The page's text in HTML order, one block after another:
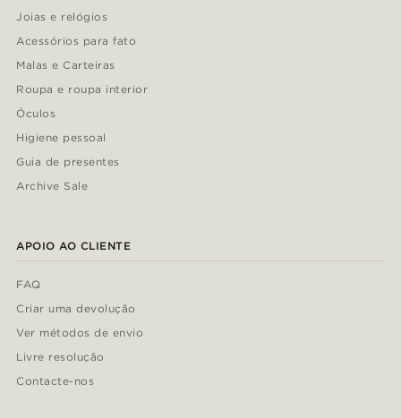
Joias e relógios
Acessórios para fato
Malas e Carteiras
Roupa e roupa interior
Óculos
Higiene pessoal
Guia de presentes
Archive Sale
APOIO AO CLIENTE
FAQ
Criar uma devolução
Ver métodos de envio
Livre resolução
Contacte-nos